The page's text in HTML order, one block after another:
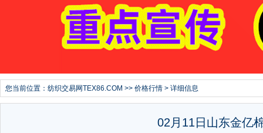
您当前位置： 纺织交易网TEX86.COM >> 价格行情 > 详细信息
02月11日山东金亿